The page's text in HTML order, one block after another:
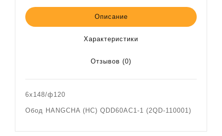
Описание
Характеристики
Отзывов (0)
6х148/ф120
Обод HANGCHA (HC) QDD60AC1-1 (2QD-110001)